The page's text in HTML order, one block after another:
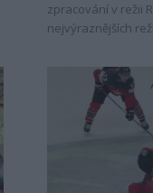
zpracování v režii
nejvýraznějších